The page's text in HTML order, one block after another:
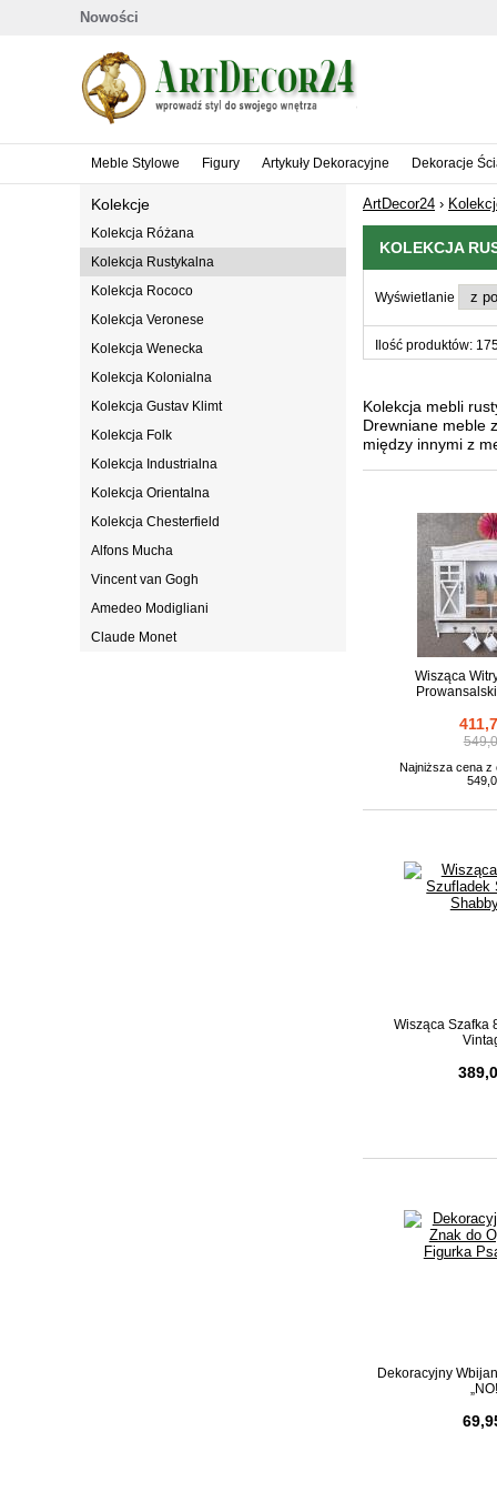
Nowości
Meble Stylowe Figury Artykuły Dekoracyjne Dekoracje
Kolekcje
Kolekcja Różana
Kolekcja Rustykalna
Kolekcja Rococo
Kolekcja Veronese
Kolekcja Wenecka
Kolekcja Kolonialna
Kolekcja Gustav Klimt
Kolekcja Folk
Kolekcja Industrialna
Kolekcja Orientalna
Kolekcja Chesterfield
Alfons Mucha
Vincent van Gogh
Amedeo Modigliani
Claude Monet
ArtDecor24 ›
KOLEKCJA
Wyświetlanie
Ilość produktów:
Kolekcja mebli
Drewniane meble
między innymi z
Wisząca
Najniższa cena z
Wisząca Szafka
Dekoracyjny